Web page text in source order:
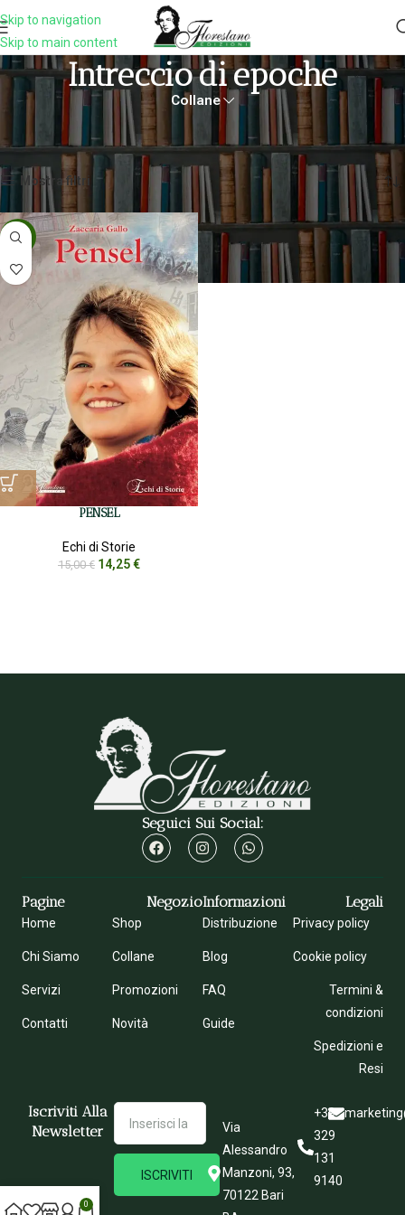
Skip to navigation
Skip to main content
Intreccio Di Epoche
Collane
Prodotti taggati “intreccio di epoche”
Visualizzazione del risultato
Mostra filtri
-5%
PENSEL
Echi di Storie
15,00€ 14,25€
Seguici Sui Social:
Pagine
Home
Chi Siamo
Servizi
Contatti
Negozio
Shop
Collane
Promozioni
Novità
Informazioni
Distribuzione
Blog
FAQ
Guide
Legali
Privacy policy
Cookie policy
Termini &
condizioni
Spedizioni e
Resi
Iscriviti Alla
Newsletter
ISCRIVITI
Via
Alessandro
Manzoni, 93,
70122 Bari
+39
329
131
9140
0